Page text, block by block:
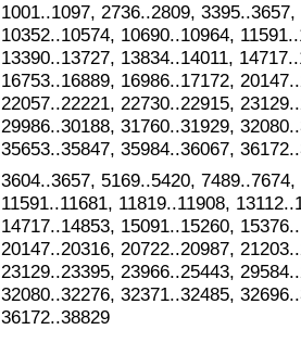
1001..1097, 2736..2809,
10352..10574, 10690..10964,
13390..13727, 13834..14011,
16753..16889, 16986..17172,
22057..22221, 22730..22915,
29986..30188, 31760..31929,
35653..35847, 35984..36067,
3604..3657, 5169..5420,
11591..11681, 11819..11908,
14717..14853, 15091..15260,
20147..20316, 20722..20987,
23129..23395, 23966..25443,
32080..32276, 32371..32485,
36172..38829